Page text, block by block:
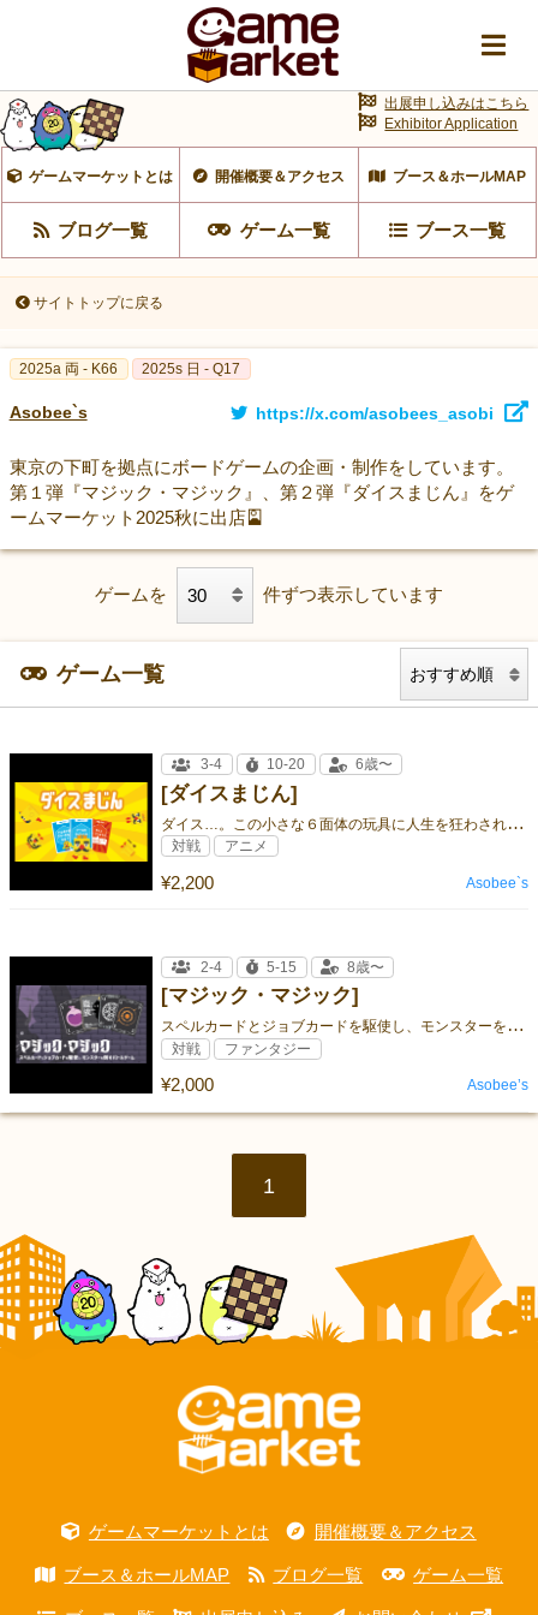
ゲームマーケットとは 開催概要＆アクセス ブース＆ホールMAP
ブログ一覧 ゲーム一覧 ブース一覧
出展申し込みはこちら
Exhibitor Application
サイトトップに戻る
2025a 両 - K66 2025s 日 - Q17
Asobee`s https://x.com/asobees_asobi
東京の下町を拠点にボードゲームの企画・制作をしています。
第１弾『マジック・マジック』、第２弾『ダイスまじん』をゲ
ームマーケット2025秋に出店🎴
ゲームを 件ずつ表示しています
ゲーム一覧
[ダイスまじん]
ダ
イス…。この小さな６面体の玩具に人生を狂わされた者たちは数知れず…。 君もこの危険な玩具を使って第2のダイス魔人を目指してみな
¥2,200
3-4 10-20 6歳〜
対戦 アニメ
Asobee`s
[マジック・マジック]
ス
ペルカードとジョブカードを駆使し、モンスターを倒すバトルゲーム！
¥2,000
2-4 5-15 8歳〜
対戦 ファンタジー
Asobee’s
1
ゲームマーケットとは 開催概要＆アクセス
ブース＆ホールMAP ブログ一覧 ゲーム一覧